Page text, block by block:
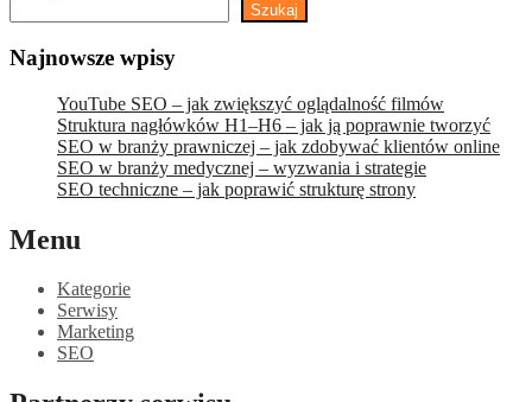
Szukaj
Najnowsze wpisy
YouTube SEO – jak zwiększyć oglądalność filmów
Struktura nagłówków H1–H6 – jak ją poprawnie tworzyć
SEO w branży prawniczej – jak zdobywać klientów online
SEO w branży medycznej – wyzwania i strategie
SEO techniczne – jak poprawić strukturę strony
Menu
Kategorie
Serwisy
Marketing
SEO